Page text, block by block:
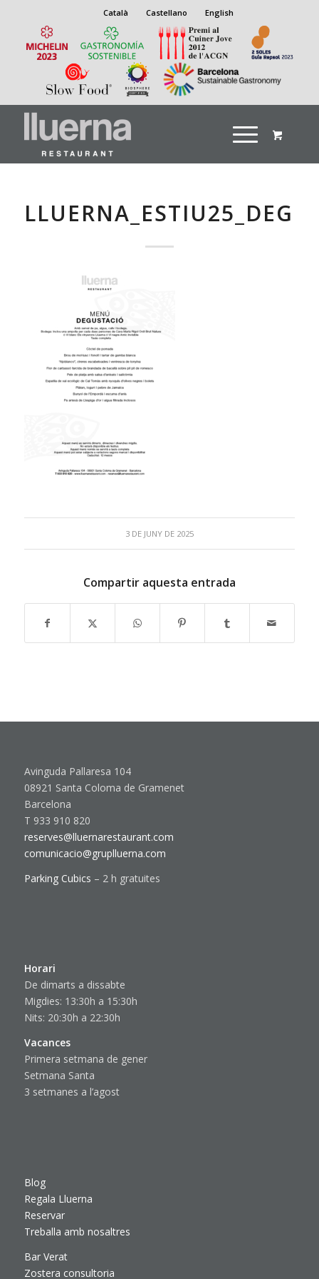
Català Castellano English
3 DE JUNY DE 2025
Compartir aquesta entrada
Avinguda Pallaresa 104
08921 Santa Coloma de Gramenet
Barcelona
T 933 910 820
reserves@lluernarestaurant.com
comunicacio@gruplluerna.com
Parking Cubics – 2 h gratuites
Horari
De dimarts a dissabte
Migdies: 13:30h a 15:30h
Nits: 20:30h a 22:30h
Vacances
Primera setmana de gener
Setmana Santa
3 setmanes a l’agost
Blog
Regala Lluerna
Reservar
Treballa amb nosaltres
Bar Verat
Zostera consultoria